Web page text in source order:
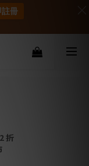
折
註冊